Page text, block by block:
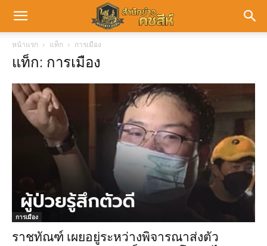
หน้าแรก แท็ก การเมือง
แท็ก: การเมือง
การเมือง
ราชทัณฑ์ เผยอยู่ระหว่างพิจารณาส่งตัว